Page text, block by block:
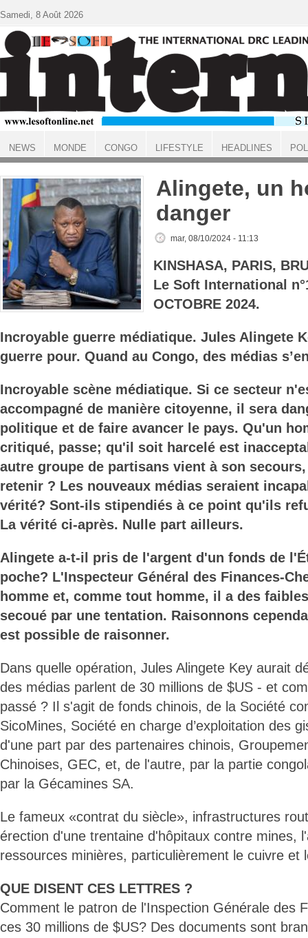
ACCUEIL
Alingete, un
danger
mar, 08/10/2024 - 11:13
KINSHASA, PARIS,
Le Soft International
OCTOBRE 2024.
Incroyable guerre médiatique. Jules Alingete
guerre pour. Quand au Congo, des médias
Incroyable scène médiatique. Si ce secteur
accompagné de manière citoyenne, il sera
politique et de faire avancer le pays. Qu'un
critiqué, passe; qu'il soit harcelé est
autre groupe de partisans vient à son
retenir ? Les nouveaux médias seraient
vérité? Sont-ils stipendiés à ce point qu'ils
La vérité ci-après. Nulle part ailleurs.
Alingete a-t-il pris de l'argent d'un fonds de
poche? L'Inspecteur Général des Finances-
homme et, comme tout homme, il a des
secoué par une tentation. Raisonnons
est possible de raisonner.
Dans quelle opération, Jules Alingete Key aurait
des médias parlent de 30 millions de $US - et
passé ? Il s'agit de fonds chinois, de la Société
SicoMines, Société en charge d’exploitation des
d'une part par des partenaires chinois,
Chinoises, GEC, et, de l'autre, par la partie
par la Gécamines SA.
Le fameux «contrat du siècle», infrastructures
érection d'une trentaine d'hôpitaux contre mines,
ressources minières, particulièrement le cuivre et
QUE DISENT CES LETTRES ?
Comment le patron de l'Inspection Générale des
ces 30 millions de $US? Des documents sont
Samedi, 8 Août 2026
NEWS MONDE CONGO LIFESTYLE HEADLINES